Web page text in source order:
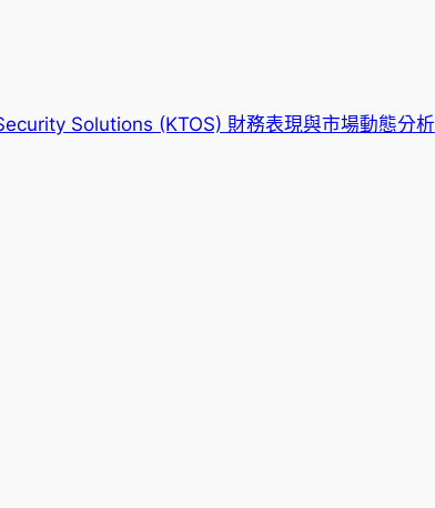
Solutions (KTOS) 財務表現與市場動態分析